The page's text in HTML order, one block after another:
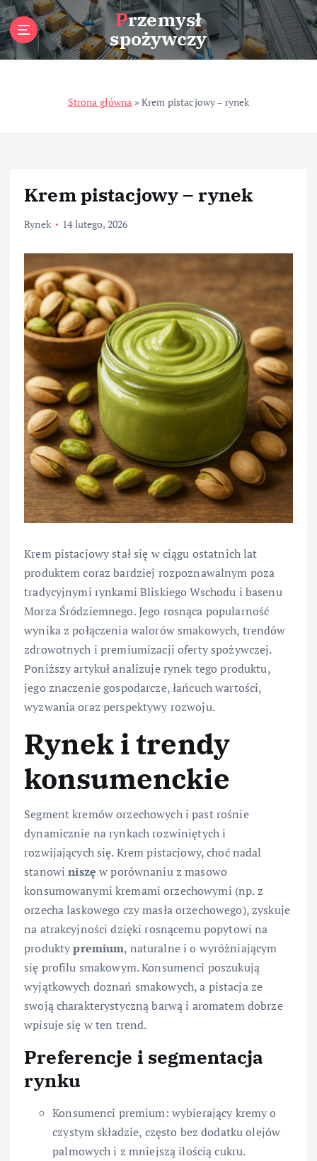
S
k
i
p
n
Przemysł
spożywczy
Strona główna »Krem pistacjowy – rynek
Krem pistacjowy – rynek
Rynek 14 lutego, 2026
Krem pistacjowy stał się w ciągu ostatnich lat
produktem coraz bardziej rozpoznawalnym poza
tradycyjnymi rynkami Bliskiego Wschodu i basenu
Morza Śródziemnego. Jego rosnąca popularność
wynika z połączenia walorów smakowych, trendów
zdrowotnych i premiumizacji oferty spożywczej.
Poniższy artykuł analizuje rynek tego produktu,
jego znaczenie gospodarcze, łańcuch wartości,
wyzwania oraz perspektywy rozwoju.
Rynek i trendy
konsumenckie
Segment kremów orzechowych i past rośnie
dynamicznie na rynkach rozwiniętych i
rozwijających się. Krem pistacjowy, choć nadal
stanowiniszę w porównaniu z masowo
konsumowanymi kremami orzechowymi (np. z
orzecha laskowego czy masła orzechowego), zyskuje
na atrakcyjności dzięki rosnącemu popytowi na
produktypremium, naturalne i o wyróżniającym
się profilu smakowym. Konsumenci poszukują
wyjątkowych doznań smakowych, a pistacja ze
swoją charakterystyczną barwą i aromatem dobrze
wpisuje się w ten trend.
Preferencje i segmentacja
rynku
Konsumenci premium: wybierający kremy o
czystym składzie, często bez dodatku olejów
palmowych i z mniejszą ilością cukru.